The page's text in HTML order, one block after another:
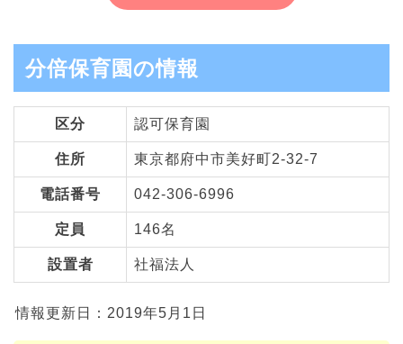
分倍保育園の情報
区分 認可保育園
住所 東京都府中市美好町2-32-7
電話番号 042-306-6996
定員 146名
設置者 社福法人
情報更新日：2019年5月1日